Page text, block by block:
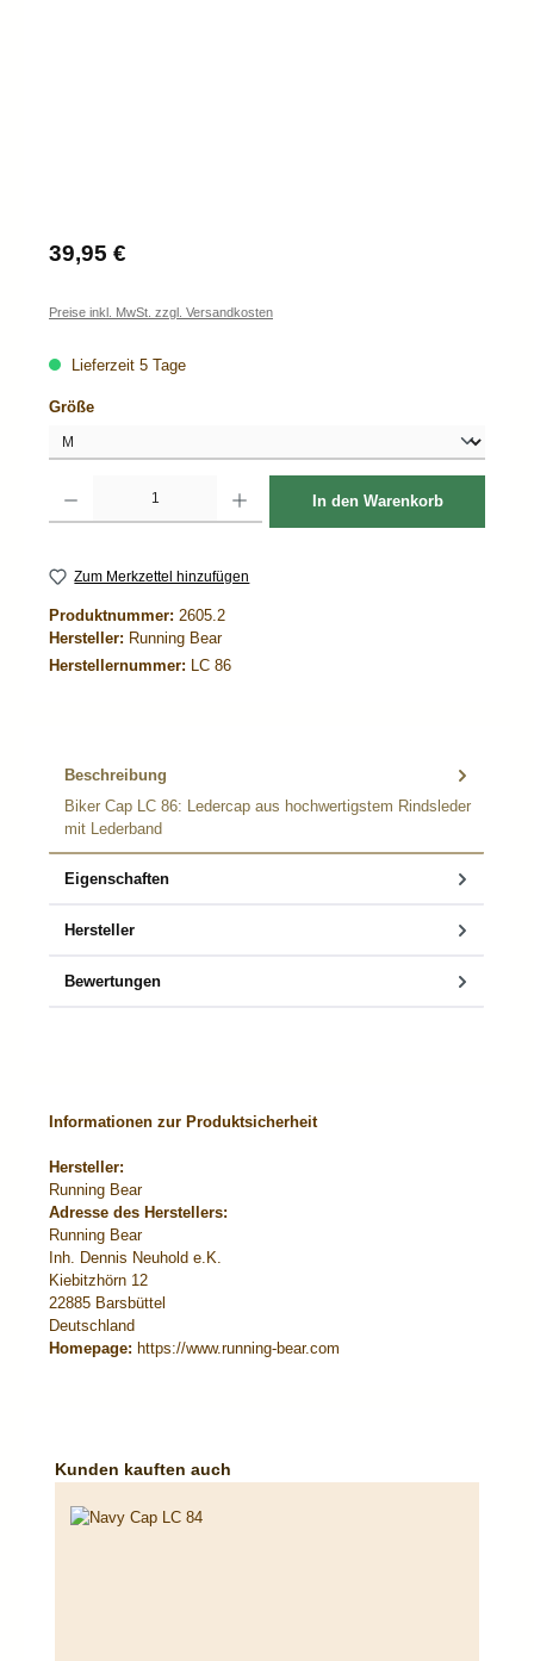
Regulärer Preis:
39,95 €
Preise inkl. MwSt. zzgl. Versandkosten
Lieferzeit 5 Tage
Größeauswählen
In den Warenkorb
Zum Merkzettel hinzufügen
Produktnummer: 2605.2
Hersteller: Running Bear
Herstellernummer:
LC 86
Beschreibung
Biker Cap LC 86: Ledercap aus hochwertigstem Rindsleder
mit Lederband
Eigenschaften
Hersteller
Bewertungen
Informationen zur Produktsicherheit
Hersteller:
Running Bear
Adresse des Herstellers:
Running Bear
Inh. Dennis Neuhold e.K.
Kiebitzhörn 12
22885 Barsbüttel
Deutschland
Homepage: https://www.running-bear.com
Produktgalerie überspringen
Kunden kauften auch